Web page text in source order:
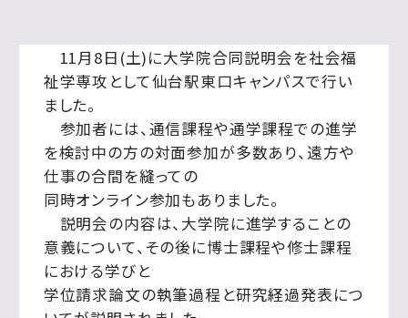
11月8日(土)に大学院合同説明会を社会福
祉学専攻として仙台駅東口キャンパスで行い
ました。
参加者には、通信課程や通学課程での進学
を検討中の方の対面参加が多数あり、遠方や
仕事の合間を縫っての
同時オンライン参加もありました。
説明会の内容は、大学院に進学することの
意義について、その後に博士課程や修士課程
における学びと
学位請求論文の執筆過程と研究経過発表につ